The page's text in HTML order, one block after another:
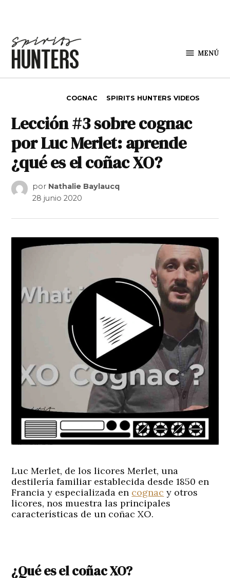
MENÚ
COGNAC SPIRITS HUNTERS VIDEOS
Lección #3 sobre cognac
por Luc Merlet: aprende
¿qué es el coñac XO?
por Nathalie Baylaucq
28 junio 2020
Luc Merlet, de los licores Merlet, una
destilería familiar establecida desde 1850 en
Francia y especializada en cognac y otros
licores, nos muestra las principales
características de un coñac XO.
¿Qué es el coñac XO?